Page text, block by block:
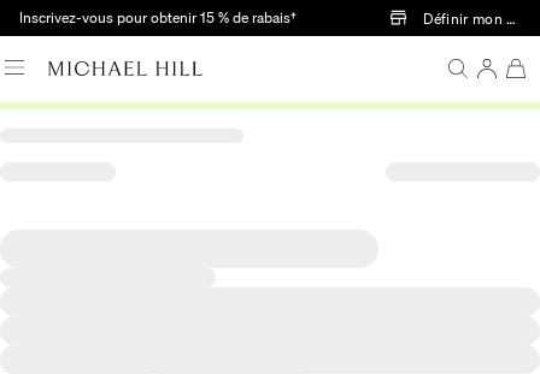
Passer au contenu principal
Inscrivez-vous pour obtenir 15 % de rabais† Définir mon